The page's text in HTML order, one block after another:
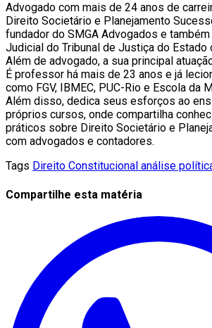
Advogado com mais de 24 anos de
Direito Societário e Planejamento
fundador do SMGA Advogados e
Judicial do Tribunal de Justiça do Estado
Além de advogado, a sua principal
É professor há mais de 23 anos e já
como FGV, IBMEC, PUC-Rio e Escola da
Além disso, dedica seus esforços ao
próprios cursos, onde compartilha
práticos sobre Direito Societário e
com advogados e contadores.
Tags Direito Constitucional análise
Compartilhe esta matéria